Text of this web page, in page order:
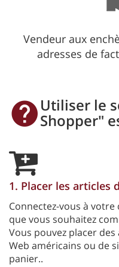
Vendeur aux
adresses de
Utiliser le
Shopper"
1. Placer les articles
Connectez-vous à
que vous souhaitez
Vous pouvez placer
Web américains ou de
panier..